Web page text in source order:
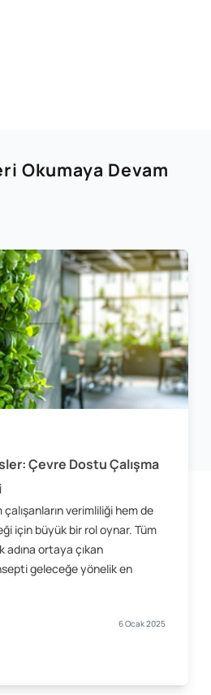
Okumaya Devam
Çevre Dostu Çalışma
çalışanların verimliliği hem de
için büyük bir rol oynar. Tüm
adına ortaya çıkan
geleceğe yönelik en
6 Ocak 2025